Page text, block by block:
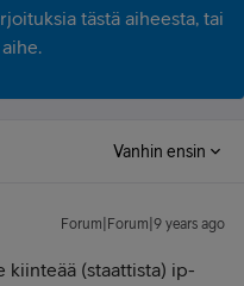
tästä aiheesta, tai
Vanhin ensin
Forum|Forum|9 years ago
kiinteää (staattista) ip-